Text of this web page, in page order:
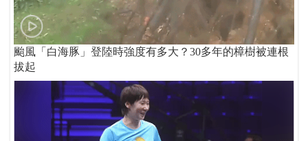
颱風「白海豚」登陸時強度有多大？30多年的樟樹被連根
拔起